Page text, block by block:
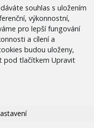
souhlas s uložením
výkonnostní,
pro lepší fungování
a cílení a
budou uloženy,
pod tlačítkem Upravit